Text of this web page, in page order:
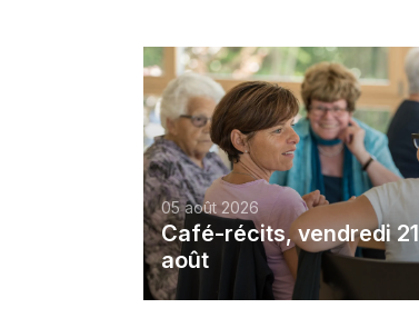
05 août 2026
Café-récits, vendredi 21
août